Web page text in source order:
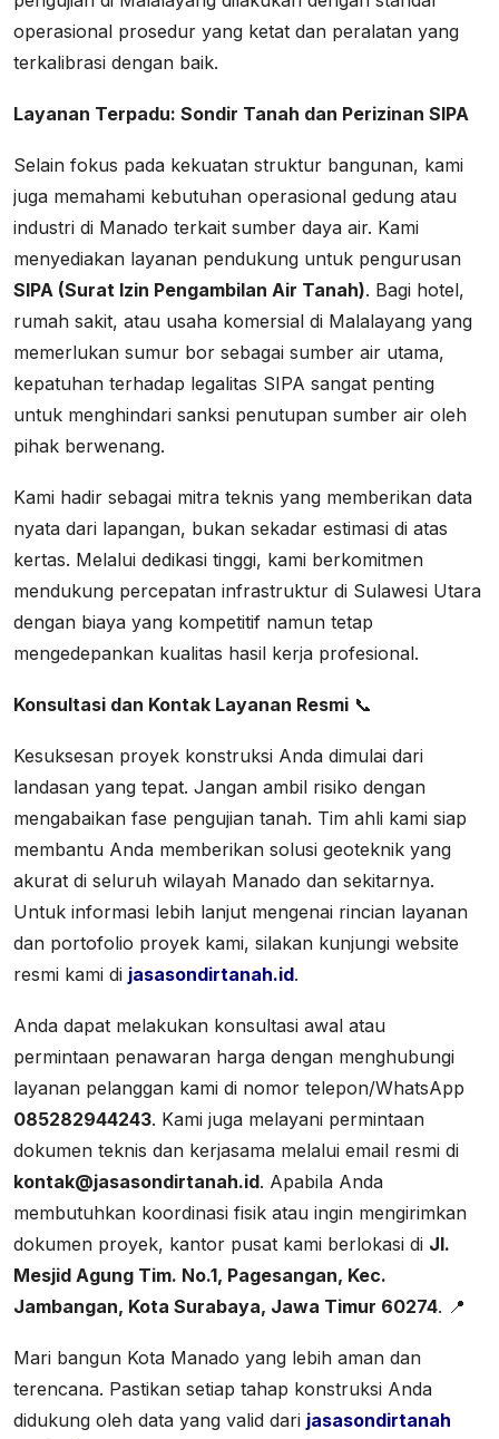
operasional prosedur yang ketat dan peralatan yang
terkalibrasi dengan baik.
Layanan Terpadu: Sondir Tanah dan Perizinan SIPA
Selain fokus pada kekuatan struktur bangunan, kami
juga memahami kebutuhan operasional gedung atau
industri di Manado terkait sumber daya air. Kami
menyediakan layanan pendukung untuk pengurusan
SIPA (Surat Izin Pengambilan Air Tanah). Bagi hotel,
rumah sakit, atau usaha komersial di Malalayang yang
memerlukan sumur bor sebagai sumber air utama,
kepatuhan terhadap legalitas SIPA sangat penting
untuk menghindari sanksi penutupan sumber air oleh
pihak berwenang.
Kami hadir sebagai mitra teknis yang memberikan data
nyata dari lapangan, bukan sekadar estimasi di atas
kertas. Melalui dedikasi tinggi, kami berkomitmen
mendukung percepatan infrastruktur di Sulawesi Utara
dengan biaya yang kompetitif namun tetap
mengedepankan kualitas hasil kerja profesional.
Konsultasi dan Kontak Layanan Resmi 📞
Kesuksesan proyek konstruksi Anda dimulai dari
landasan yang tepat. Jangan ambil risiko dengan
mengabaikan fase pengujian tanah. Tim ahli kami siap
membantu Anda memberikan solusi geoteknik yang
akurat di seluruh wilayah Manado dan sekitarnya.
Untuk informasi lebih lanjut mengenai rincian layanan
dan portofolio proyek kami, silakan kunjungi website
resmi kami di jasasondirtanah.id.
Anda dapat melakukan konsultasi awal atau
permintaan penawaran harga dengan menghubungi
layanan pelanggan kami di nomor telepon/WhatsApp
085282944243. Kami juga melayani permintaan
dokumen teknis dan kerjasama melalui email resmi di
kontak@jasasondirtanah.id. Apabila Anda
membutuhkan koordinasi fisik atau ingin mengirimkan
dokumen proyek, kantor pusat kami berlokasi di Jl.
Mesjid Agung Tim. No.1, Pagesangan, Kec.
Jambangan, Kota Surabaya, Jawa Timur 60274. 📍
Mari bangun Kota Manado yang lebih aman dan
terencana. Pastikan setiap tahap konstruksi Anda
didukung oleh data yang valid dari jasasondirtanah